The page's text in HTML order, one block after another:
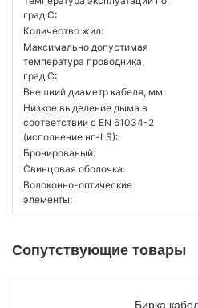
град.C:
Количество жил:
Максимально допустимая
температура проводника,
град.C:
Внешний диаметр кабеля, мм:
Низкое выделение дыма в
соответствии с EN 61034-2
(исполнение нг-LS):
Бронированый:
Свинцовая оболочка:
Волоконно-оптические
элементы:
Сопутствующие товары
Бирка